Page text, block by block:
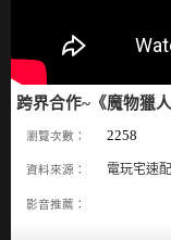
跨界合作~《魔物獵
瀏覽次數： 2258
資料來源： 電玩宅速配
影音推薦：